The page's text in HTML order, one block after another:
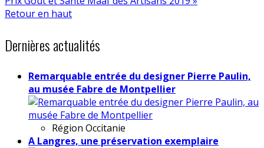
Retour en haut
Dernières actualités
Remarquable entrée du designer Pierre Paulin,
au musée Fabre de Montpellier
Région Occitanie
A Langres, une préservation exemplaire